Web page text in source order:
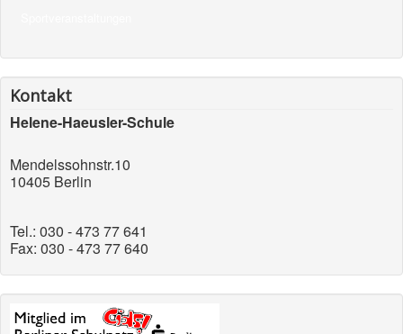
Kontakt
Helene-Haeusler-Schule
Mendelssohnstr.10
10405 Berlin
Tel.: 030 - 473 77 641
Fax: 030 - 473 77 640